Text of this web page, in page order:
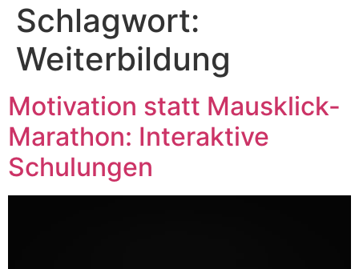
Schlagwort:
Weiterbildung
Motivation statt Mausklick-
Marathon: Interaktive
Schulungen